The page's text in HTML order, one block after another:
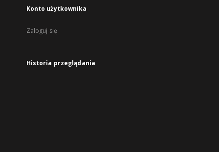
Konto użytkownika
Zaloguj się
Historia przeglądania